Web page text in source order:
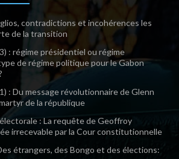
contradictions et incohérences les
de la transition
: régime présidentiel ou régime
de régime politique pour le Gabon
: Du message révolutionnaire de Glenn
de la république
: La requête de Geoffroy
irrecevable par la Cour constitutionnelle
étrangers, des Bongo et des élections: